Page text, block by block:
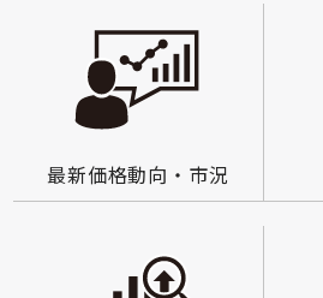
最新価格動向・市況